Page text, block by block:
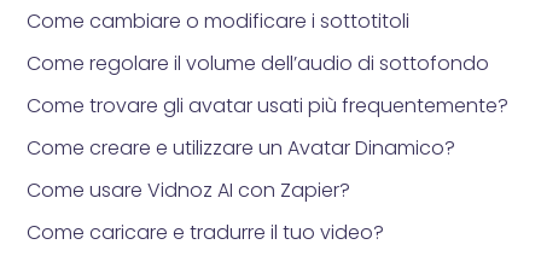
Come cambiare o modificare i sottotitoli
Come regolare il volume dell’audio di sottofondo
Come trovare gli avatar usati più frequentemente?
Come creare e utilizzare un Avatar Dinamico?
Come usare Vidnoz AI con Zapier?
Come caricare e tradurre il tuo video?